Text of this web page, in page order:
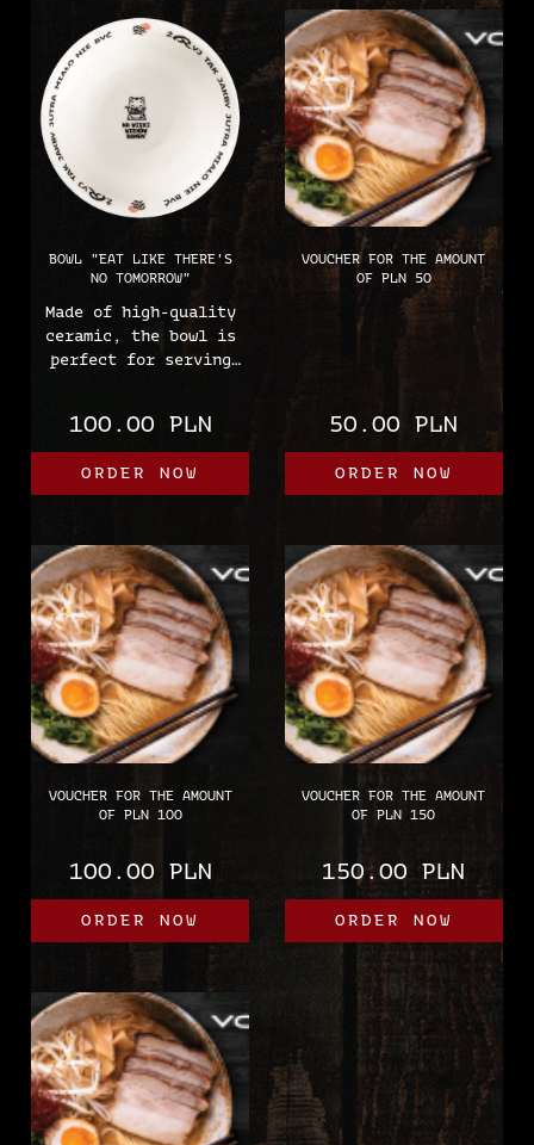
BOWL "EAT LIKE THERE'S
NO TOMORROW"
Made of high-quality
ceramic, the bowl is
perfect for serving
capacious shape and
solid workmanship, the
bowl is not only
element in any
kitchen. The unique
inscription "Eat like
there's no tomorrow"
adds a bit of humor to
every meal.
* available for
purchase only with
personal collection.
100.00 PLN
ORDER NOW
VOUCHER FOR THE AMOUNT
OF PLN 50
50.00 PLN
ORDER NOW
VOUCHER FOR THE AMOUNT
OF PLN 100
100.00 PLN
ORDER NOW
VOUCHER FOR THE AMOUNT
OF PLN 150
150.00 PLN
ORDER NOW